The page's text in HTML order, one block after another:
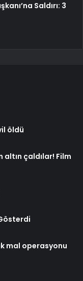
Saldırı: 3
öldü
çaldılar! Film
mal operasyonu